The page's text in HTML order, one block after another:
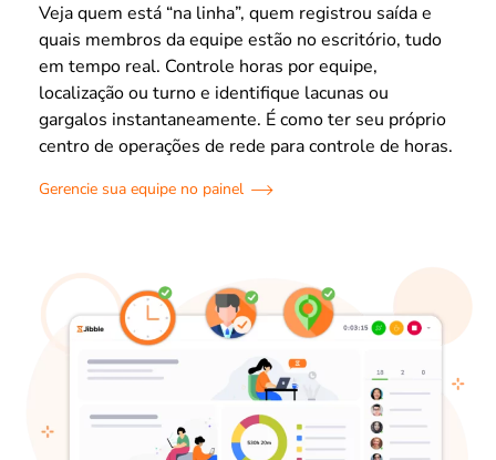
Veja quem está “na linha”, quem registrou saída e
quais membros da equipe estão no escritório, tudo
em tempo real. Controle horas por equipe,
localização ou turno e identifique lacunas ou
gargalos instantaneamente. É como ter seu próprio
centro de operações de rede para controle de horas.
Gerencie sua equipe no painel